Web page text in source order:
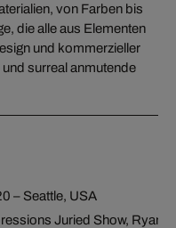
von Farben bis
die alle aus Elementen
und kommerzieller
surreal anmutende
– Seattle, USA
Juried Show, Ryan